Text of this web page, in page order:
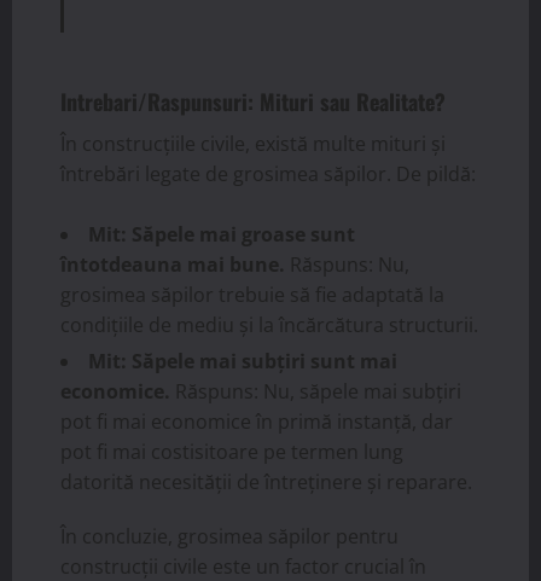
Intrebari/Raspunsuri: Mituri sau Realitate?
În construcțiile civile, există multe mituri și
întrebări legate de grosimea săpilor. De pildă:
Mit: Săpele mai groase sunt
întotdeauna mai bune. Răspuns: Nu,
grosimea săpilor trebuie să fie adaptată la
condițiile de mediu și la încărcătura structurii.
Mit: Săpele mai subțiri sunt mai
economice. Răspuns: Nu, săpele mai subțiri
pot fi mai economice în primă instanță, dar
pot fi mai costisitoare pe termen lung
datorită necesității de întreținere și reparare.
În concluzie, grosimea săpilor pentru
construcții civile este un factor crucial în